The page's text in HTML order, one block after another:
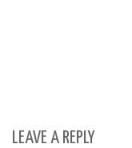
LEAVE A REPLY